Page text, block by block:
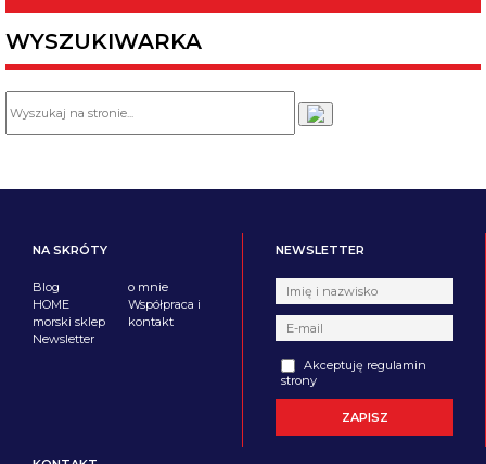
WYSZUKIWARKA
NA SKRÓTY
Blog
HOME
morski sklep
Newsletter
o mnie
Współpraca i
kontakt
NEWSLETTER
Akceptuję regulamin
strony